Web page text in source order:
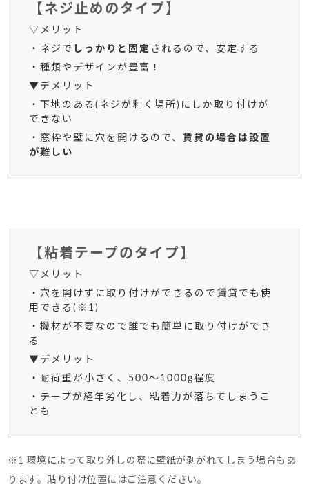
【ネジ止めのタイプ】
▽メリット
・ネジで しっかりと固定 されるので、安定する
・種類やデザインが豊富！
▼デメリット
・下地のある(ネジが利く場所)にしか取り付けが
できない
・窓枠や壁に穴を開けるので、賃貸の場合は設置
が難しい
【粘着テープのタイプ】
▽メリット
・穴を開けずに取り付けができるので賃貸でも使
用できる(※1)
・機材が不要なので誰でも簡単に取り付けができ
る
▼デメリット
・耐荷重が小さく、500～1000g程度
・テープが経年劣化し、粘着力が落ちてしまうこ
とも
※1 環境によって取り外しの際に壁紙が剥がれてしまう場合もあ
ります。貼り付け位置にはご注意ください。